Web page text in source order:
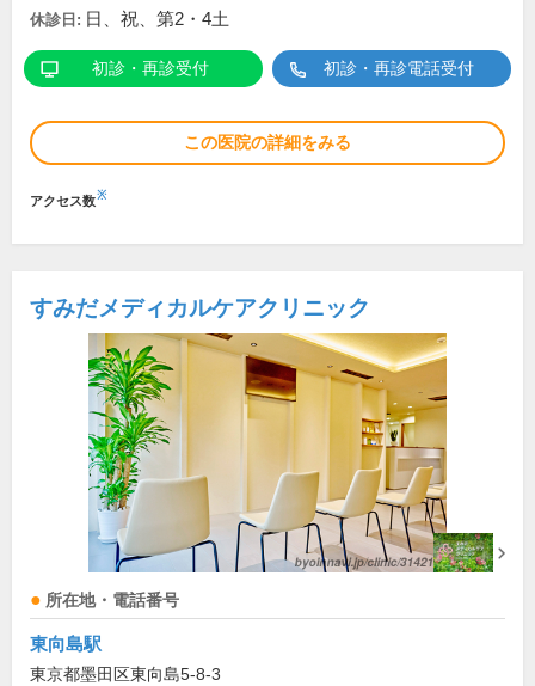
休診日: 日、祝、第2・4土
初診・再診受付 初診・再診電話受付
この医院の詳細をみる
アクセス数※
すみだメディカルケアクリニック
所在地・電話番号
東向島駅
東京都墨田区東向島5-8-3